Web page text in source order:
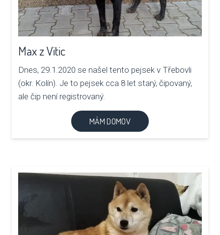
Max z Vitic
Dnes, 29.1.2020 se našel tento pejsek v Třebovli
(okr. Kolín). Je to pejsek cca 8 let starý, čipovaný,
ale čip není registrovaný.
MÁM DOMOV